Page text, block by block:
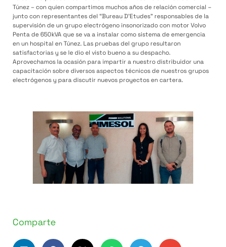
Túnez – con quien compartimos muchos años de relación comercial –
junto con representantes del “Bureau D’Etudes” responsables de la
supervisión de un grupo electrógeno insonorizado con motor Volvo
Penta de 650kVA que se va a instalar como sistema de emergencia
en un hospital en Túnez. Las pruebas del grupo resultaron
satisfactorias y se le dio el visto bueno a su despacho.
Aprovechamos la ocasión para impartir a nuestro distribuidor una
capacitación sobre diversos aspectos técnicos de nuestros grupos
electrógenos y para discutir nuevos proyectos en cartera.
Comparte